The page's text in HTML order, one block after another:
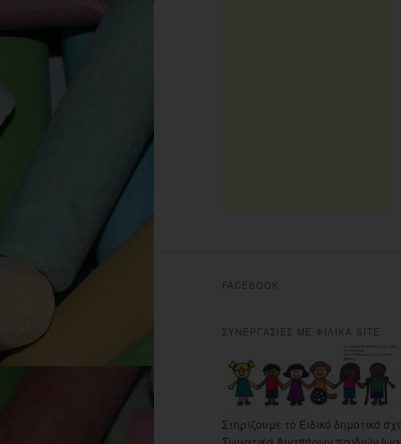
FACEBOOK
ΣΥΝΕΡΓΑΣΙΕΣ ΜΕ ΦΙΛΙΚΑ SITE
Στηρίζουμε το Ειδικό δημοτικό